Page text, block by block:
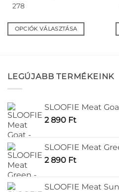
278
OPCIÓK VÁLASZTÁSA
több
A
változatok
a
termékoldalon
választhatók
ki
LEGÚJABB TERMÉKEINK
SLOOFIE Meat
2 890 Ft
SLOOFIE Meat
2 890 Ft
SLOOFIE Meat